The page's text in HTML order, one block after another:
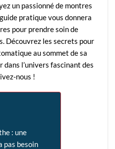
un passionné de montres
pratique vous donnera
pour prendre soin de
Découvrez les secrets pour
au sommet de sa
l’univers fascinant des
nous !
: une
pas besoin